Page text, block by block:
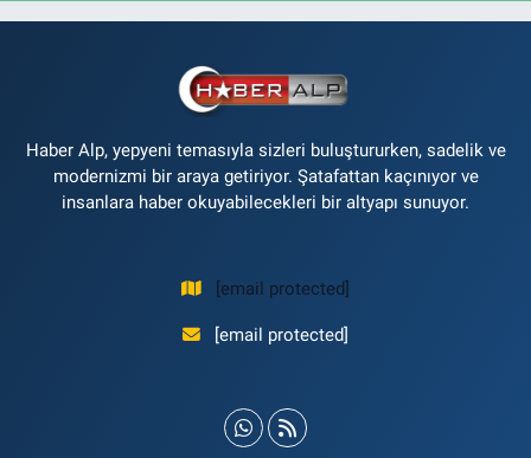
Haber Alp, yepyeni temasıyla sizleri buluştururken, sadelik ve
modernizmi bir araya getiriyor. Şatafattan kaçınıyor ve
insanlara haber okuyabilecekleri bir altyapı sunuyor.
[email protected]
[email protected]